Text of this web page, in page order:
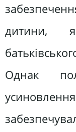
дитини,
Однак